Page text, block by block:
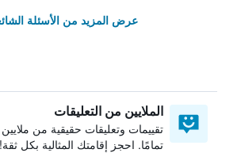
عرض المزيد من الأسئلة
الملايين من التعليقات
تقييمات وتعليقات حقيقية من ملايين
تمامًا. احجز إقامتك المثالية بكل ثقة!